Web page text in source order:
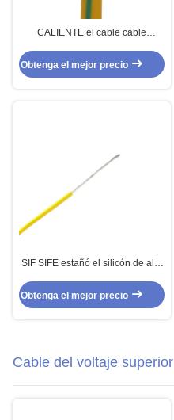
CALIENTE el cable cable
Dingzun del cable de tierra del
silicón del cable de tierra
Obtenga el mejor precio
SIF SIFE estañó el silicón de alta
AWG 26 para la instrumentación
Obtenga el mejor precio
Cable del voltaje superior